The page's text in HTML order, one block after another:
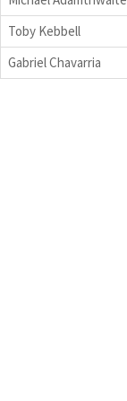
Toby Kebbell
Gabriel Chavarria